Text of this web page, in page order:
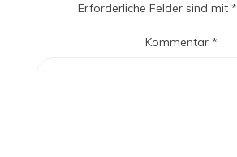
Erforderliche Felder sind mit *
Kommentar*